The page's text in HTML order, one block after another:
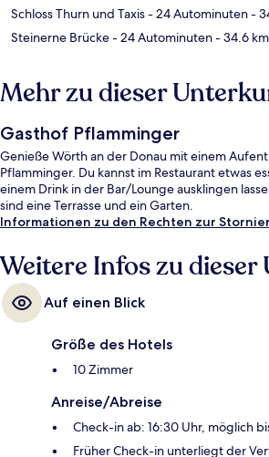
Schloss Thurn und Taxis- 24 Autominuten-
Steinerne Brücke- 24 Autominuten- 34.6 km
Mehr zu dieser
Gasthof Pflamminger
Genieße Wörth an der Donau mit einem
Pflamminger. Du kannst im Restaurant etwas
einem Drink in der Bar/Lounge ausklingen
sind eine Terrasse und ein Garten.
Informationen zu den Rechten zur
Weitere Infos zu
Auf einen Blick
Größe des Hotels
10 Zimmer
Anreise/Abreise
Check-in ab: 16:30 Uhr, möglich
Früher Check-in unterliegt der